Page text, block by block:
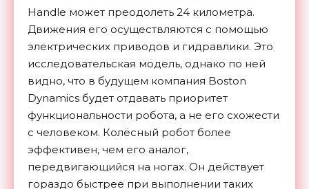
Handle может преодолеть 24 километра.
Движения его осуществляются с помощью
электрических приводов и гидравлики. Это
исследовательская модель, однако по ней
видно, что в будущем компания Boston
Dynamics будет отдавать приоритет
функциональности робота, а не его схожести
с человеком. Колёсный робот более
эффективен, чем его аналог,
передвигающийся на ногах. Он действует
гораздо быстрее при выполнении таких